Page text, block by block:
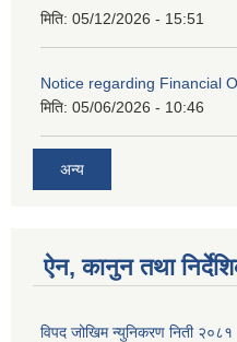
मिति: 05/12/2026 - 15:51
Notice regarding Financial
मिति: 05/06/2026 - 10:46
अन्य
ऐन, कानुन तथा
विपद जोखिम न्युनिकरण निती २०८१